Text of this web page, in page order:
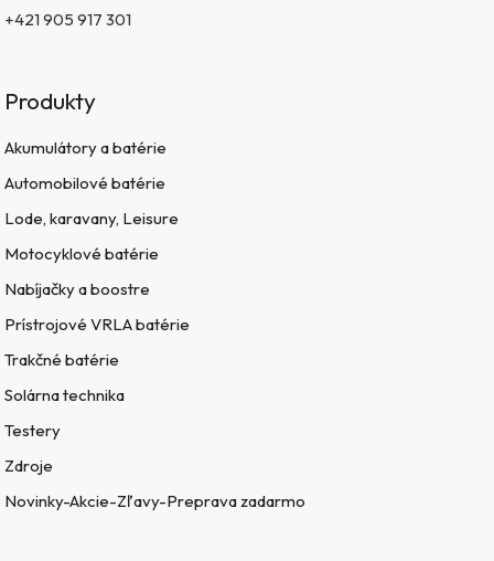
+421 905 917 301
Produkty
Akumulátory a batérie
Automobilové batérie
Lode, karavany, Leisure
Motocyklové batérie
Nabíjačky a boostre
Prístrojové VRLA batérie
Trakčné batérie
Solárna technika
Testery
Zdroje
Novinky-Akcie-Zľavy-Preprava zadarmo